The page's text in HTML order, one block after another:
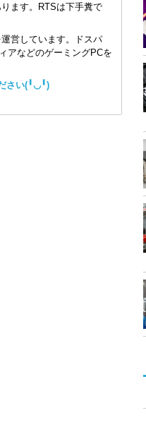
ます。RTSは下手糞で
営しています。ドスパ
アなどのゲーミングPCを
さい(╹◡╹)